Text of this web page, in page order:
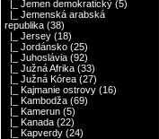
|_ Jemen demokratický (5)
|_ Jemenská arabská
republika (38)
|_ Jersey (18)
|_ Jordánsko (25)
|_ Juhoslávia (92)
|_ Južná Afrika (33)
|_ Južná Kórea (27)
|_ Kajmanie ostrovy (16)
|_ Kambodža (69)
|_ Kamerun (5)
|_ Kanada (22)
|_ Kapverdy (24)